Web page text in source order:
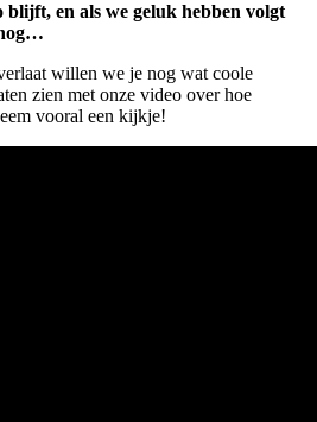
en als we geluk hebben volgt
willen we je nog wat coole
zien met onze video over hoe
vooral een kijkje!